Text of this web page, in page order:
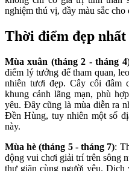
nghiệm thú vị, đầy màu sắc cho
Thời điểm đẹp
Mùa xuân (tháng 2 - tháng
điểm lý tưởng để tham quan,
nhiên tươi đẹp. Cây cối đâm
khung cảnh lãng mạn, phù
yêu. Đây cũng là mùa diễn ra
Đền Hùng, tuy nhiên một số
này.
Mùa hè (tháng 5 - tháng 7):
động vui chơi giải trí trên sông
thư giãn cùng người yêu.